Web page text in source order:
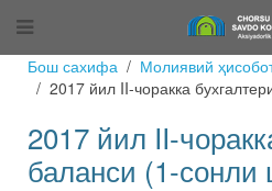
Бош сахифа
Молиявий
2017 йил II-чоракка
2017 йил II-
баланси (1-сонли